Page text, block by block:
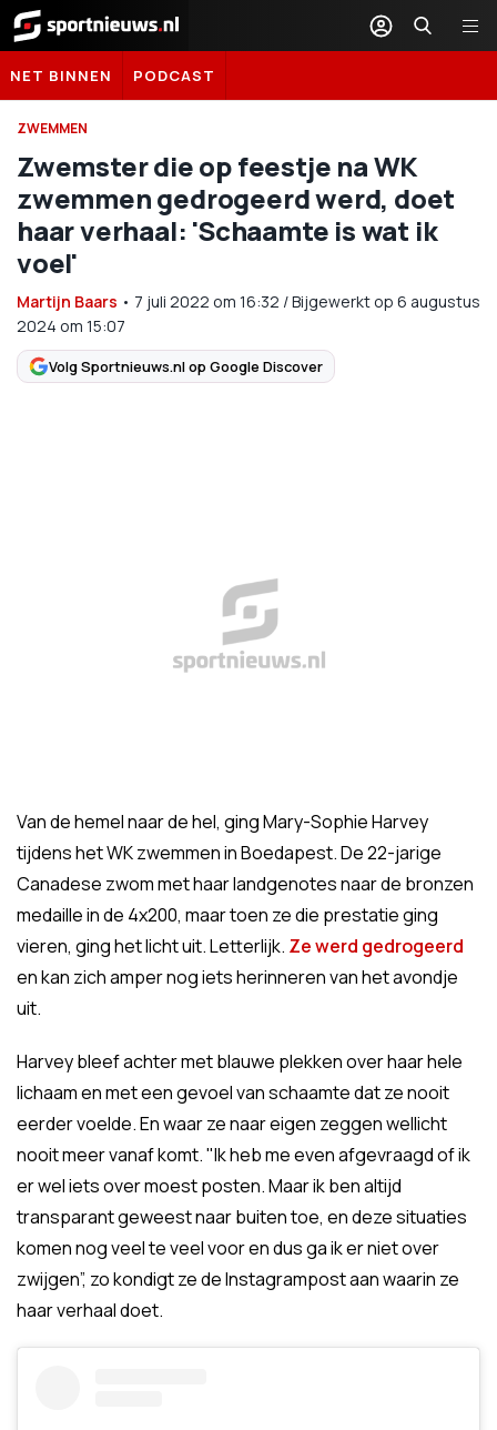
Sportnieuws.nl
NET BINNEN PODCAST
ZWEMMEN
Zwemster die op feestje na WK
zwemmen gedrogeerd werd, doet
haar verhaal: 'Schaamte is wat ik
voel'
Martijn Baars • 7 juli 2022 om 16:32 /Bijgewerkt op 6 augustus
2024 om 15:07
Volg Sportnieuws.nl op Google Discover
Van de hemel naar de hel, ging Mary-Sophie Harvey
tijdens het WK zwemmen in Boedapest. De 22-jarige
Canadese zwom met haar landgenotes naar de bronzen
medaille in de 4x200, maar toen ze die prestatie ging
vieren, ging het licht uit. Letterlijk. Ze werd gedrogeerd
en kan zich amper nog iets herinneren van het avondje
uit.
Harvey bleef achter met blauwe plekken over haar hele
lichaam en met een gevoel van schaamte dat ze nooit
eerder voelde. En waar ze naar eigen zeggen wellicht
nooit meer vanaf komt. "Ik heb me even afgevraagd of ik
er wel iets over moest posten. Maar ik ben altijd
transparant geweest naar buiten toe, en deze situaties
komen nog veel te veel voor en dus ga ik er niet over
zwijgen”, zo kondigt ze de Instagrampost aan waarin ze
haar verhaal doet.